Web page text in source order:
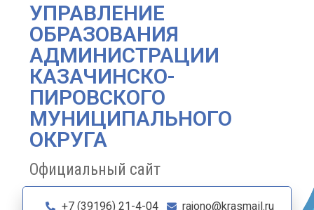
УПРАВЛЕНИЕ
ОБРАЗОВАНИЯ
АДМИНИСТРАЦИИ
КАЗАЧИНСКО-
ПИРОВСКОГО
МУНИЦИПАЛЬНОГО
ОКРУГА
Официальный сайт
+7 (39196) 21-4-04 rajono@krasmail.ru